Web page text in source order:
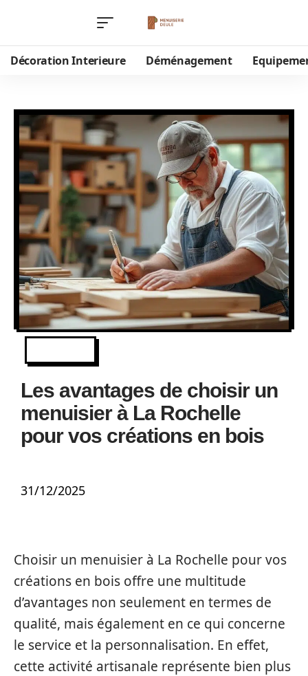
Décoration Interieure Déménagement
Les avantages de choisir un
menuisier à La Rochelle
pour vos créations en bois
31/12/2025
Choisir un menuisier à La Rochelle pour vos
créations en bois offre une multitude
d’avantages non seulement en termes de
qualité, mais également en ce qui concerne
le service et la personnalisation. En effet,
cette activité artisanale représente bien plus